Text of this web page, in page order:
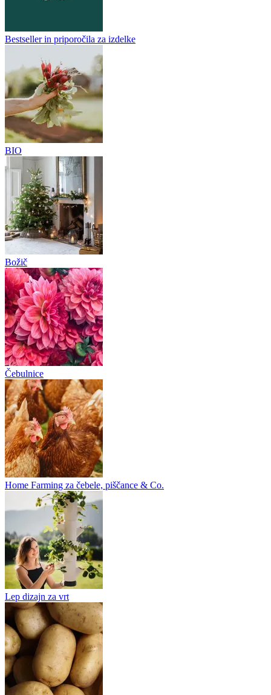
Bestseller in priporočila za izdelke
BIO
Božič
Čebulnice
Home Farming za čebele, piščance & Co.
Lep dizajn za vrt